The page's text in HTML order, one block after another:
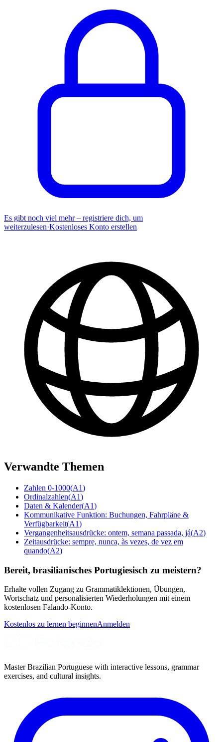
Es gibt noch viel mehr – registriere dich, um
weiterzulesen·Kostenloses Konto erstellen
Verwandte Themen
Zahlen 0-1000(A1)
Ordinalzahlen(A1)
Daten & Kalender(A1)
Kommunikative Funktion: Buchungen, Fahrpläne &
Verfügbarkeit(A1)
Vergangenheitsausdrücke: ontem, semana passada, já(A2)
Zeitausdrücke: sempre, nunca, às vezes, de vez em
quando(A2)
Bereit, brasilianisches Portugiesisch zu meistern?
Erhalte vollen Zugang zu Grammatiklektionen, Übungen,
Wortschatz und personalisierten Wiederholungen mit einem
kostenlosen Falando-Konto.
Kostenlos zu lernen beginnenAnmelden
Master Brazilian Portuguese with interactive lessons, grammar
exercises, and cultural insights.